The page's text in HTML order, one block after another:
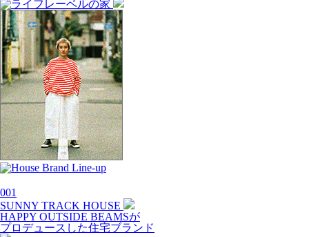
001
SUNNY TRACK HOUSE
HAPPY OUTSIDE BEAMSが
プロデュースした住宅ブランド